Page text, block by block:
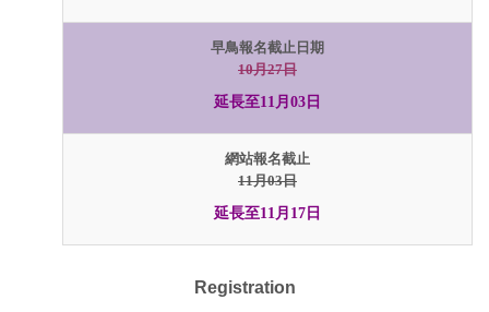
早鳥報名截止日期
10月27日
延長至11月03日
網站報名截止
11月03日
延長至11月17日
Registration